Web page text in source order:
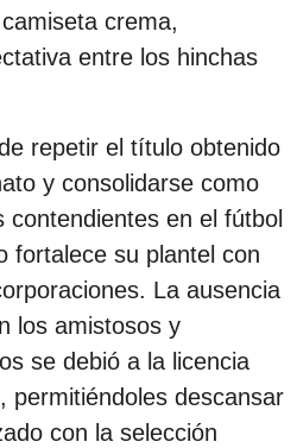
crema,
entre los hinchas
repetir el título obtenido
y consolidarse como
contendientes en el fútbol
fortalece su plantel con
La ausencia
los amistosos y
se debió a la licencia
permitiéndoles descansar
con la selección